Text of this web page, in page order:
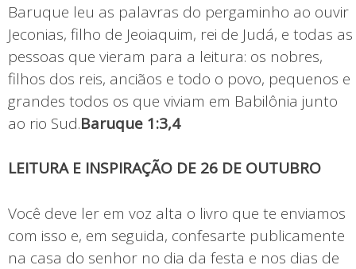
Baruque leu as palavras do pergaminho ao ouvir
Jeconias, filho de Jeoiaquim, rei de Judá, e todas as
pessoas que vieram para a leitura: os nobres,
filhos dos reis, anciãos e todo o povo, pequenos e
grandes todos os que viviam em Babilônia junto
ao rio Sud.Baruque 1:3,4
LEITURA E INSPIRAÇÃO DE 26 DE OUTUBRO
Você deve ler em voz alta o livro que te enviamos
com isso e, em seguida, confesarte publicamente
na casa do senhor no dia da festa e nos dias de